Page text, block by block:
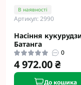
В наявності
Артикул: 2990
Насіння
Батанга
0
4 972.00 ₴
До кошика